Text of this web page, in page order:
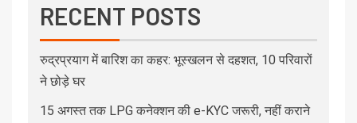
RECENT POSTS
रुद्रप्रयाग में बारिश का कहर: भूस्खलन से दहशत, 10 परिवारों
ने छोड़े घर
15 अगस्त तक LPG कनेक्शन की e-KYC जरूरी, नहीं कराने